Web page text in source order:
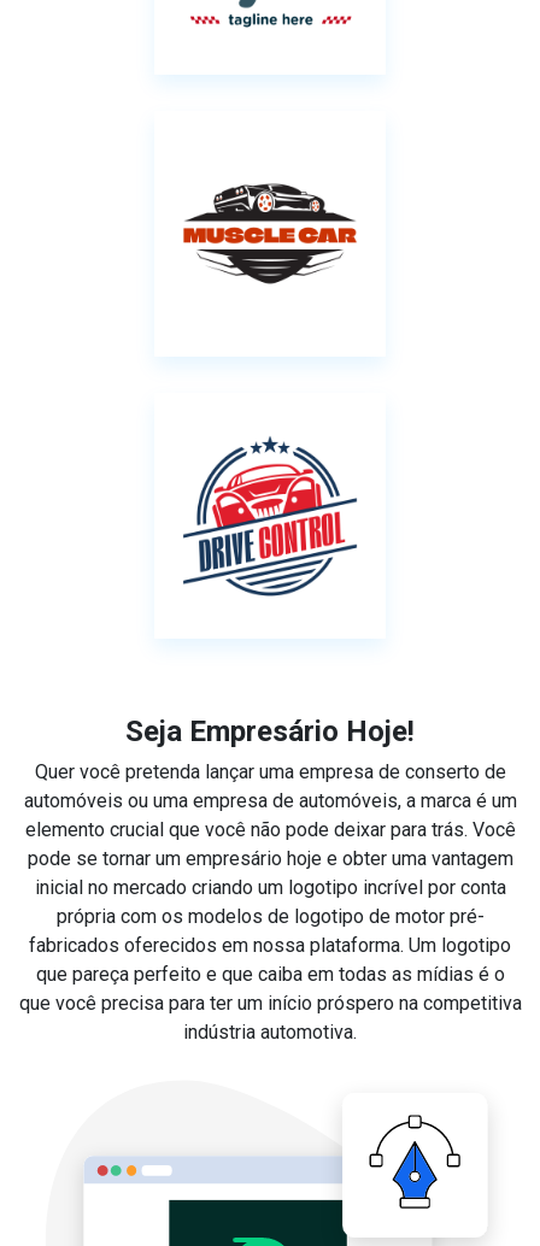
Seja Empresário Hoje!
Quer você pretenda lançar uma empresa de conserto de
automóveis ou uma empresa de automóveis, a marca é um
elemento crucial que você não pode deixar para trás. Você
pode se tornar um empresário hoje e obter uma vantagem
inicial no mercado criando um logotipo incrível por conta
própria com os modelos de logotipo de motor pré-
fabricados oferecidos em nossa plataforma. Um logotipo
que pareça perfeito e que caiba em todas as mídias é o
que você precisa para ter um início próspero na competitiva
indústria automotiva.